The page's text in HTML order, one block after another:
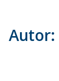
Autor: